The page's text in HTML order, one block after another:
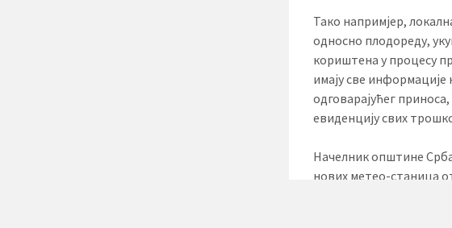
Тако напримјер,
односно плодореду,
кориштена у процесу
имају све информације
одговарајућег
евиденцију свих
Начелник општине
нових метео-станица